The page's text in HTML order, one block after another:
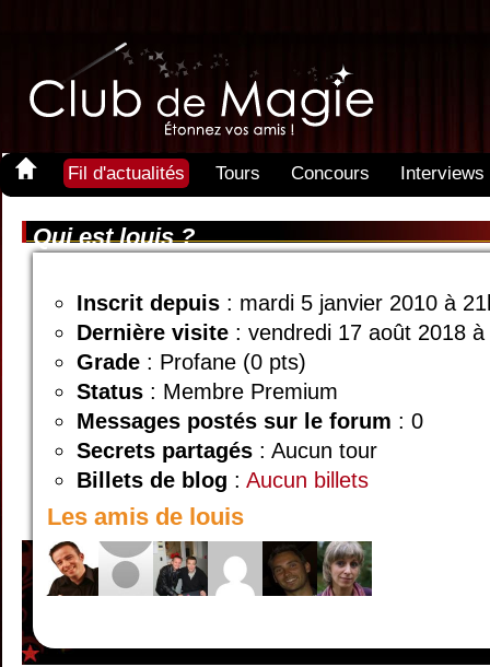
Fil d'actualités Tours Concours Interviews
Qui est louis ?
Inscrit depuis : mardi 5 janvier 2010 à
Dernière visite : vendredi 17 août 2018 à
Grade : Profane (0 pts)
Status : Membre Premium
Messages postés sur le forum : 0
Secrets partagés : Aucun tour
Billets de blog : Aucun billets
Les amis de louis